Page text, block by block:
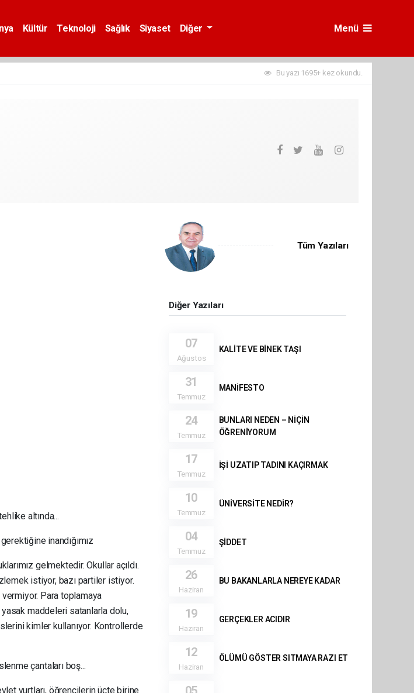
Kültür Teknoloji Sağlık Siyaset Diğer Menü
Bu yazı 1695+ kez okundu.
altında...
inandığımız
gelmektedir. Okullar açıldı.
istiyor, bazı partiler istiyor.
Para toplamaya
maddeleri satanlarla dolu,
kimler kullanıyor. Kontrollerde
çantaları boş...
yurtları, öğrencilerin üçte birine
Tüm Yazıları
Diğer Yazıları
07
Ağustos
KALİTE VE BİNEK TAŞI
31
Temmuz
MANİFESTO
24
Temmuz
BUNLARI NEDEN – NİÇİN
ÖĞRENİYORUM
17
Temmuz
İŞİ UZATIP TADINI KAÇIRMAK
10
Temmuz
ÜNİVERSİTE NEDİR?
04
Temmuz
ŞİDDET
26
Haziran
BU BAKANLARLA NEREYE KADAR
19
Haziran
GERÇEKLER ACIDIR
12
Haziran
ÖLÜMÜ GÖSTER SITMAYA RAZI ET